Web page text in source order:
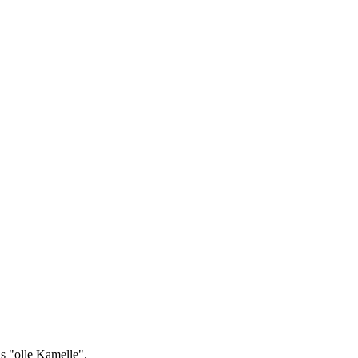
"olle Kamelle".